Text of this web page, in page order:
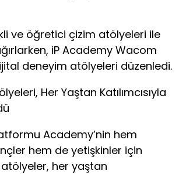
ve öğretici çizim atölyeleri ile
iP Academy Wacom
deneyim atölyeleri düzenledi.
Her Yaştan Katılımcısıyla
Academy’nin hem
hem de yetişkinler için
her yaştan